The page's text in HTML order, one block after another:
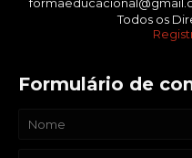
Todos os
Formulário de